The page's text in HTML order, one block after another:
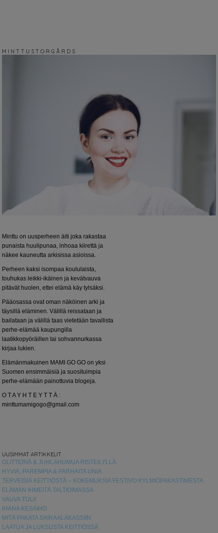
M I N T T U S T O R G Å R D S
Minttu on uusperheen äiti joka rakastaa
punaista huulipunaa, inhoaa kiirettä ja
näkee kauneutta arkisissa asioissa.
Perheen kaksi isompaa koululaista,
touhukas leikki-ikäinen ja kevätvauva
pitävät huolen, ettei elämä käy tylsäksi.
Pääosassa ovat oman näköinen arki ja
täysillä eläminen. Välillä reissataan ja
bailataan ja välillä taas vietetään tavallista
perhe-elämää kaupungilla
laatikkopyöräillen tai sohvannurkassa
kirjaa lukien.
Elämänmakuinen MAMI GO GO on yksi
Suomen ensimmäisiä ja suosituimpia
perhe-elämään painottuvia blogeja.
O T A Y H T E Y T T Ä :
minttumamigogo@gmail.com
UUSIMMAT ARTIKKELIT
GLITTERIÄ & JUHLAHUMUA RISTEILYLLÄ
HYVIÄ, PAREMPIA & PARHAITA UNIA
TERVEISIÄ KEITTIÖSTÄ – KOKEMUKSIA FESTIVO KYLMIÖPAKASTIMESTA
ELÄMÄN IHMEITÄ TALTIOIMASSA
VAUVA TULI!
IHANA KESÄIHO
MITÄ PAKATA SAIRAALAKASSIIN
LAATUA JA LUKSUSTA KEITTIÖSSÄ